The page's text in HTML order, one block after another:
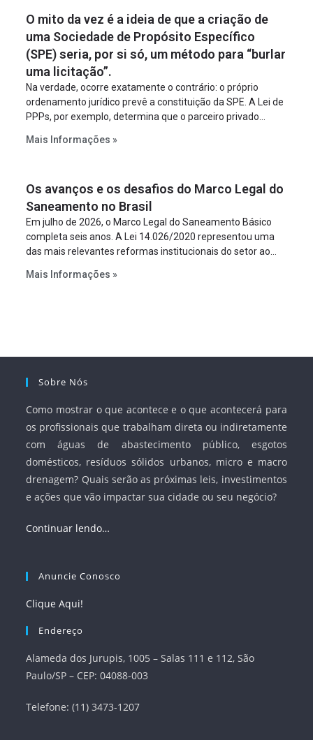
O mito da vez é a ideia de que a criação de
uma Sociedade de Propósito Específico
(SPE) seria, por si só, um método para “burlar
uma licitação”.
Na verdade, ocorre exatamente o contrário: o próprio
ordenamento jurídico prevê a constituição da SPE. A Lei de
PPPs, por exemplo, determina que o parceiro privado
empreendimento. Ou seja, a suposta “fraude à licitação” é
projeto a projeto.
Mais Informações »
Os avanços e os desafios do Marco Legal do
Saneamento no Brasil
Em julho de 2026, o Marco Legal do Saneamento Básico
completa seis anos. A Lei 14.026/2020 representou uma
das mais relevantes reformas institucionais do setor ao
serviços, ampliar a participação da iniciativa privada,
Mais Informações »
Sobre Nós
Como mostrar o que acontece e o que acontecerá para
os profissionais que trabalham direta ou indiretamente
com águas de abastecimento público, esgotos
domésticos, resíduos sólidos urbanos, micro e macro
drenagem? Quais serão as próximas leis, investimentos
e ações que vão impactar sua cidade ou seu negócio?
Continuar lendo…
Anuncie Conosco
Clique Aqui!
Endereço
Alameda dos Jurupis, 1005 – Salas 111 e 112, São
Paulo/SP – CEP: 04088-003
Telefone: (11) 3473-1207